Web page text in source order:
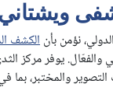
نؤمن بأنالكشف
يوفر مركز
والمختبر، بما